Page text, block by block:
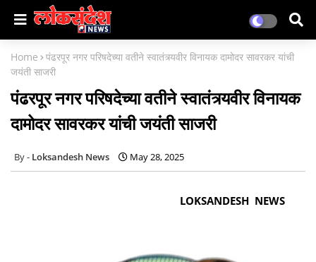
Home
पंढरपूर नगर परिषदेच्या वतीने स्वातंत्र्यवीर विनायक दामोदर सावरकर यांची
जयंती साजरी
पंढरपूर नगर परिषदेच्या वतीने स्वातंत्र्यवीर विनायक
दामोदर सावरकर यांची जयंती साजरी
Loksandesh News May 28, 2025
LOKSANDESH NEWS